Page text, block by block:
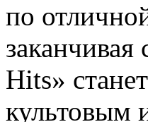
по
Hits»
культовым